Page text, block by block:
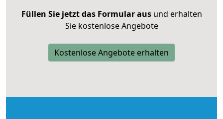
Füllen Sie jetzt das Formular ausund erhalten
Sie kostenlose Angebote
Kostenlose Angebote erhalten